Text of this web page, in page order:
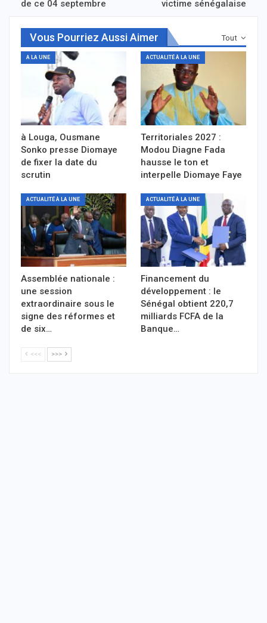
de ce 04 septembre victime sénégalaise
Tout
Vous Pourriez Aussi Aimer
A LA UNE
à Louga, Ousmane
Sonko presse Diomaye
de fixer la date du
scrutin
ACTUALITÉ À LA UNE
Territoriales 2027 :
Modou Diagne Fada
hausse le ton et
interpelle Diomaye Faye
ACTUALITÉ À LA UNE
Assemblée nationale :
une session
extraordinaire sous le
signe des réformes et
de six…
ACTUALITÉ À LA UNE
Financement du
développement : le
Sénégal obtient 220,7
milliards FCFA de la
Banque…
<<< >>>